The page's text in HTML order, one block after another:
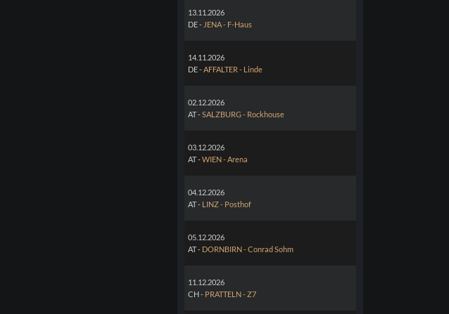
13.11.2026
DE - JENA - F-Haus
14.11.2026
DE -AFFALTER - Linde
02.12.2026
AT -SALZBURG - Rockhouse
03.12.2026
AT -WIEN - Arena
04.12.2026
AT - LINZ - Posthof
05.12.2026
AT - DORNBIRN - Conrad Sohm
11.12.2026
CH - PRATTELN - Z7